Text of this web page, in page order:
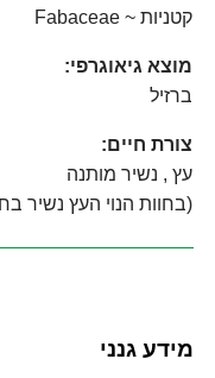
קטניות ~ Fabaceae
מוצא גיאוגרפי:
ברזיל
צורת חיים:
עץ , נשיר מותנה
(בחוות הנוי העץ נשיר
מידע גנני